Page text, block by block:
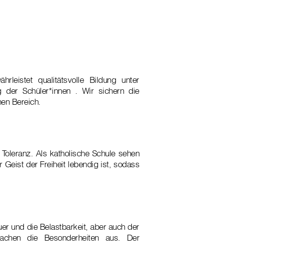
qualitätsvolle Bildung unter
der Schüler*innen . Wir sichern die
Bereich.
Als katholische Schule sehen
Geist der Freiheit lebendig ist, sodass
und die Belastbarkeit, aber auch der
die Besonderheiten aus. Der